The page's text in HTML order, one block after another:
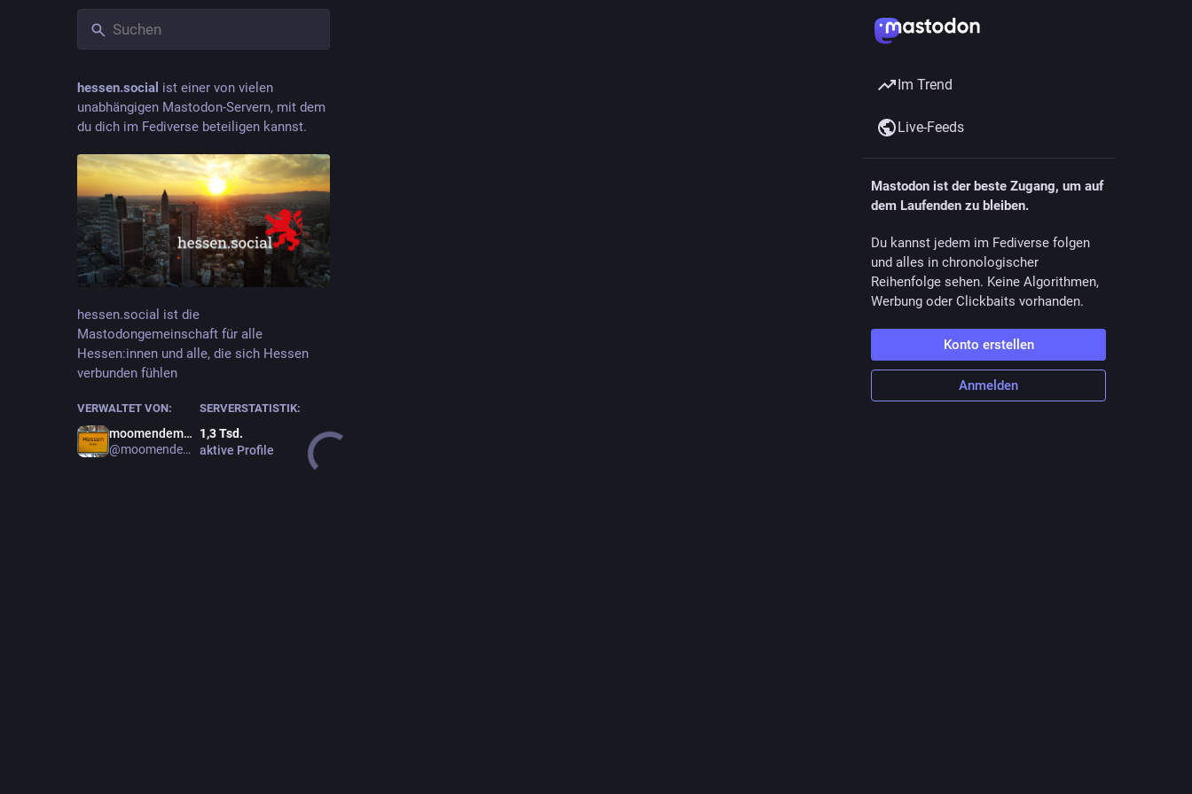
hessen.social ist einer von vielen
unabhängigen Mastodon-Servern, mit dem
du dich im Fediverse beteiligen kannst.
hessen.social ist die
Mastodongemeinschaft für alle
Hessen:innen und alle, die sich Hessen
verbunden fühlen
VERWALTET VON:
moomendemol!
@moomendemol
SERVERSTATISTIK:
1,3Tsd.
aktive Profile
Im Trend
Live-Feeds
Mastodon ist der beste Zugang, um auf
dem Laufenden zu bleiben.
Du kannst jedem im Fediverse folgen
und alles in chronologischer
Reihenfolge sehen. Keine Algorithmen,
Werbung oder Clickbaits vorhanden.
Konto erstellen
Anmelden